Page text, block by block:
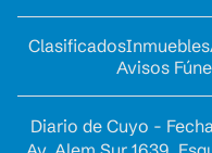
ClasificadosInmuebles
Avisos
Diario de Cuyo -